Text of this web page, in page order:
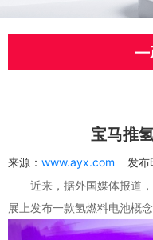
—
宝马推
来源： www.ayx.com 发布
近来，据外国媒体报道，
展上发布一款氢燃料电池概念